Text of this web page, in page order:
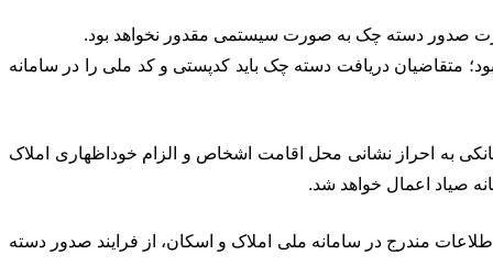
چک با شرایط جدیدی همراه خواهد بود؛ متقاضیان دریافت دسته چک باید کدپستی و کد ملی را در سامانه
بر منوط ‌سازی ارائه خدمات بانکی به احراز نشانی محل اقامت اشخاص و الزام خوداظهاری املاک
مندرج در سامانه ملی املاک و اسکان، از فرایند صدور دسته